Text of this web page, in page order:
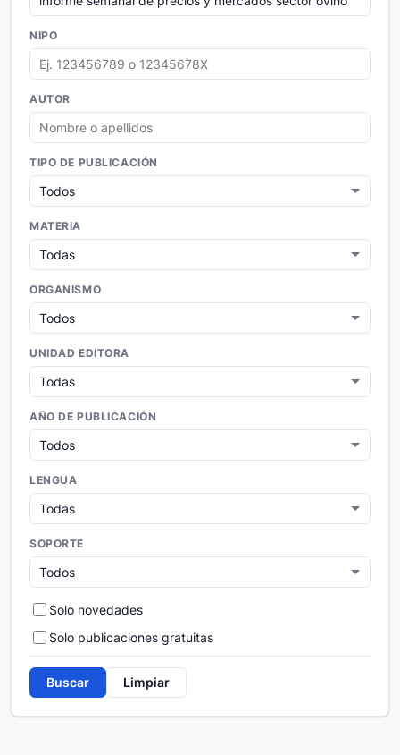
NIPO
AUTOR
TIPO DE PUBLICACIÓN
MATERIA
ORGANISMO
UNIDAD EDITORA
AÑO DE PUBLICACIÓN
LENGUA
SOPORTE
Solo novedades
Solo publicaciones gratuitas
Buscar Limpiar